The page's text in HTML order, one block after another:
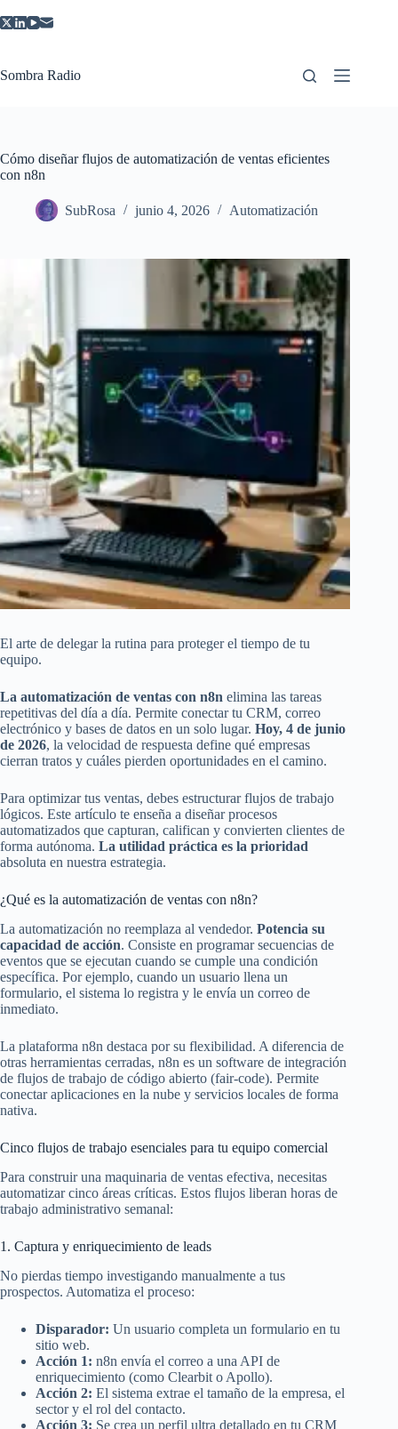
al
Sombra Radio
Cómo diseñar flujos de automatización de ventas eficientes
con n8n
SubRosa junio 4, 2026 Automatización
El arte de delegar la rutina para proteger el tiempo de tu
equipo.
La automatización de ventas con n8n elimina las tareas
repetitivas del día a día. Permite conectar tu CRM, correo
electrónico y bases de datos en un solo lugar. Hoy, 4 de junio
de 2026, la velocidad de respuesta define qué empresas
cierran tratos y cuáles pierden oportunidades en el camino.
Para optimizar tus ventas, debes estructurar flujos de trabajo
lógicos. Este artículo te enseña a diseñar procesos
automatizados que capturan, califican y convierten clientes de
forma autónoma. La utilidad práctica es la prioridad
absoluta en nuestra estrategia.
¿Qué es la automatización de ventas con n8n?
La automatización no reemplaza al vendedor. Potencia su
capacidad de acción. Consiste en programar secuencias de
eventos que se ejecutan cuando se cumple una condición
específica. Por ejemplo, cuando un usuario llena un
formulario, el sistema lo registra y le envía un correo de
inmediato.
La plataforma n8n destaca por su flexibilidad. A diferencia de
otras herramientas cerradas, n8n es un software de integración
de flujos de trabajo de código abierto (fair-code). Permite
conectar aplicaciones en la nube y servicios locales de forma
nativa.
Cinco flujos de trabajo esenciales para tu equipo comercial
Para construir una maquinaria de ventas efectiva, necesitas
automatizar cinco áreas críticas. Estos flujos liberan horas de
trabajo administrativo semanal:
1. Captura y enriquecimiento de leads
No pierdas tiempo investigando manualmente a tus
prospectos. Automatiza el proceso:
Disparador: Un usuario completa un formulario en tu
sitio web.
Acción 1: n8n envía el correo a una API de
enriquecimiento (como Clearbit o Apollo).
Acción 2: El sistema extrae el tamaño de la empresa, el
sector y el rol del contacto.
Acción 3: Se crea un perfil ultra detallado en tu CRM